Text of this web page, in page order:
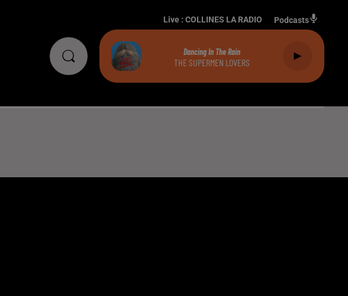
Live : COLLINES LA RADIO Podcasts
Dancing In The Rain
THE SUPERMEN LOVERS